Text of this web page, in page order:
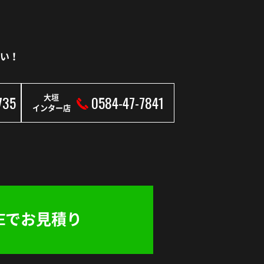
！
大垣
インター店
0584-47-7841
でお見積り